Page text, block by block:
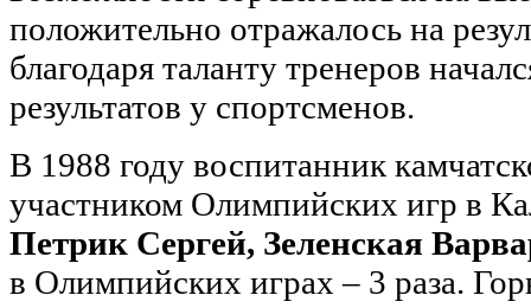
положительно отражалось на
благодаря таланту тренеров
результатов у спортсменов.
В 1988 году воспитанник
участником Олимпийских игр в
Петрик Сергей, Зеленская
в Олимпийских играх – 3 раза.